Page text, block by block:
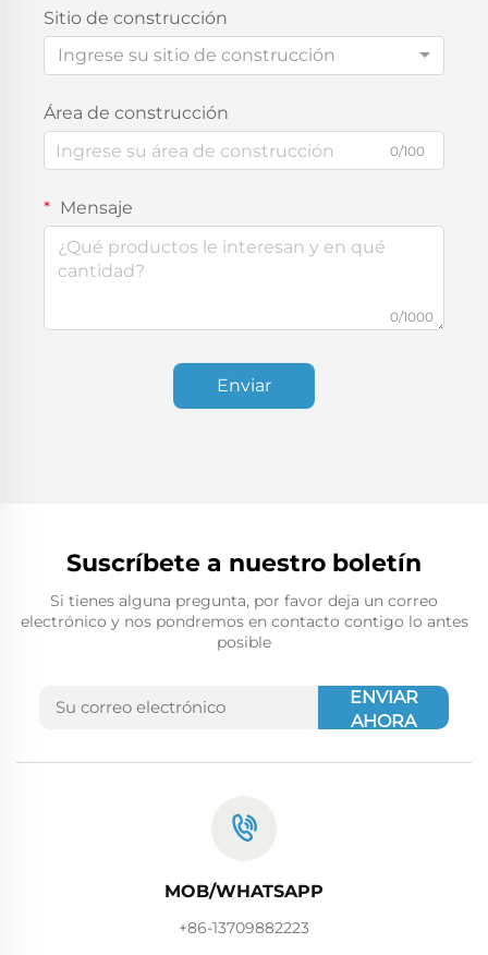
Sitio de construcción
Ingrese su sitio de construcción
Área de construcción
0/100
Mensaje
0/1000
Enviar
Suscríbete a nuestro boletín
Si tienes alguna pregunta, por favor deja un correo
electrónico y nos pondremos en contacto contigo lo antes
posible
ENVIAR
AHORA
MOB/WHATSAPP
+86-13709882223